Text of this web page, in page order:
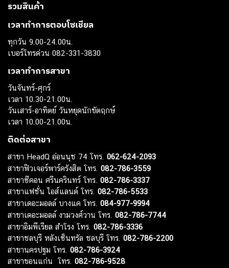
รวมสินค้า
เวลาทำการตอบโซเชียล
ทุกวัน 9.00-24.00น.
เบอร์โทรด่วน 082-331-3830
เวลาทำการสาขา
วันจันทร์-ศุกร์
เวลา 10.30-21.00น.
วันเสาร์-อาทิตย์ วันหยุดนักขัตฤกษ์
เวลา 10.00-21.00น.
ติดต่อสาขา
สาขา HeadQ อ่อนนุช 74 โทร. 062-624-2093
สาขาฟิวเจอร์พาร์ครังสิต โทร. 082-786-3559
สาขาซีคอน ศรีนครินทร์ โทร. 082-786-3337
สาขาแฟชั่น ไอส์แลนด์ โทร. 082-786-5533
สาขาเดอะมอลล์ บางแค โทร. 084-977-9994
สาขาเดอะมอลล์ งามวงศ์วาน โทร. 082-786-7744
สาขาอิมพีเรียล สำโรง โทร. 082-786-3336
สาขาชลบุรี หลังเซ็นทรัล ชลบุรี โทร. 082-786-2200
สาขานครปฐม โทร. 082-786-3924
สาขาขอนแก่น โทร. 082-786-9528